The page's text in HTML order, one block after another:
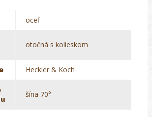
oceľ
otočná s kolieskom
Heckler & Koch
šína 70°